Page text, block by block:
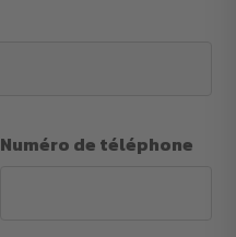
Numéro de téléphone